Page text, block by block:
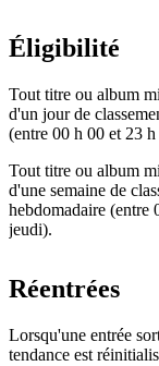
Éligibilité
Tout titre ou album
d'un jour de
(entre 00 h 00 et 23
Tout titre ou album
d'une semaine de
hebdomadaire
jeudi).
Réentrées
Lorsqu'une entrée
tendance est